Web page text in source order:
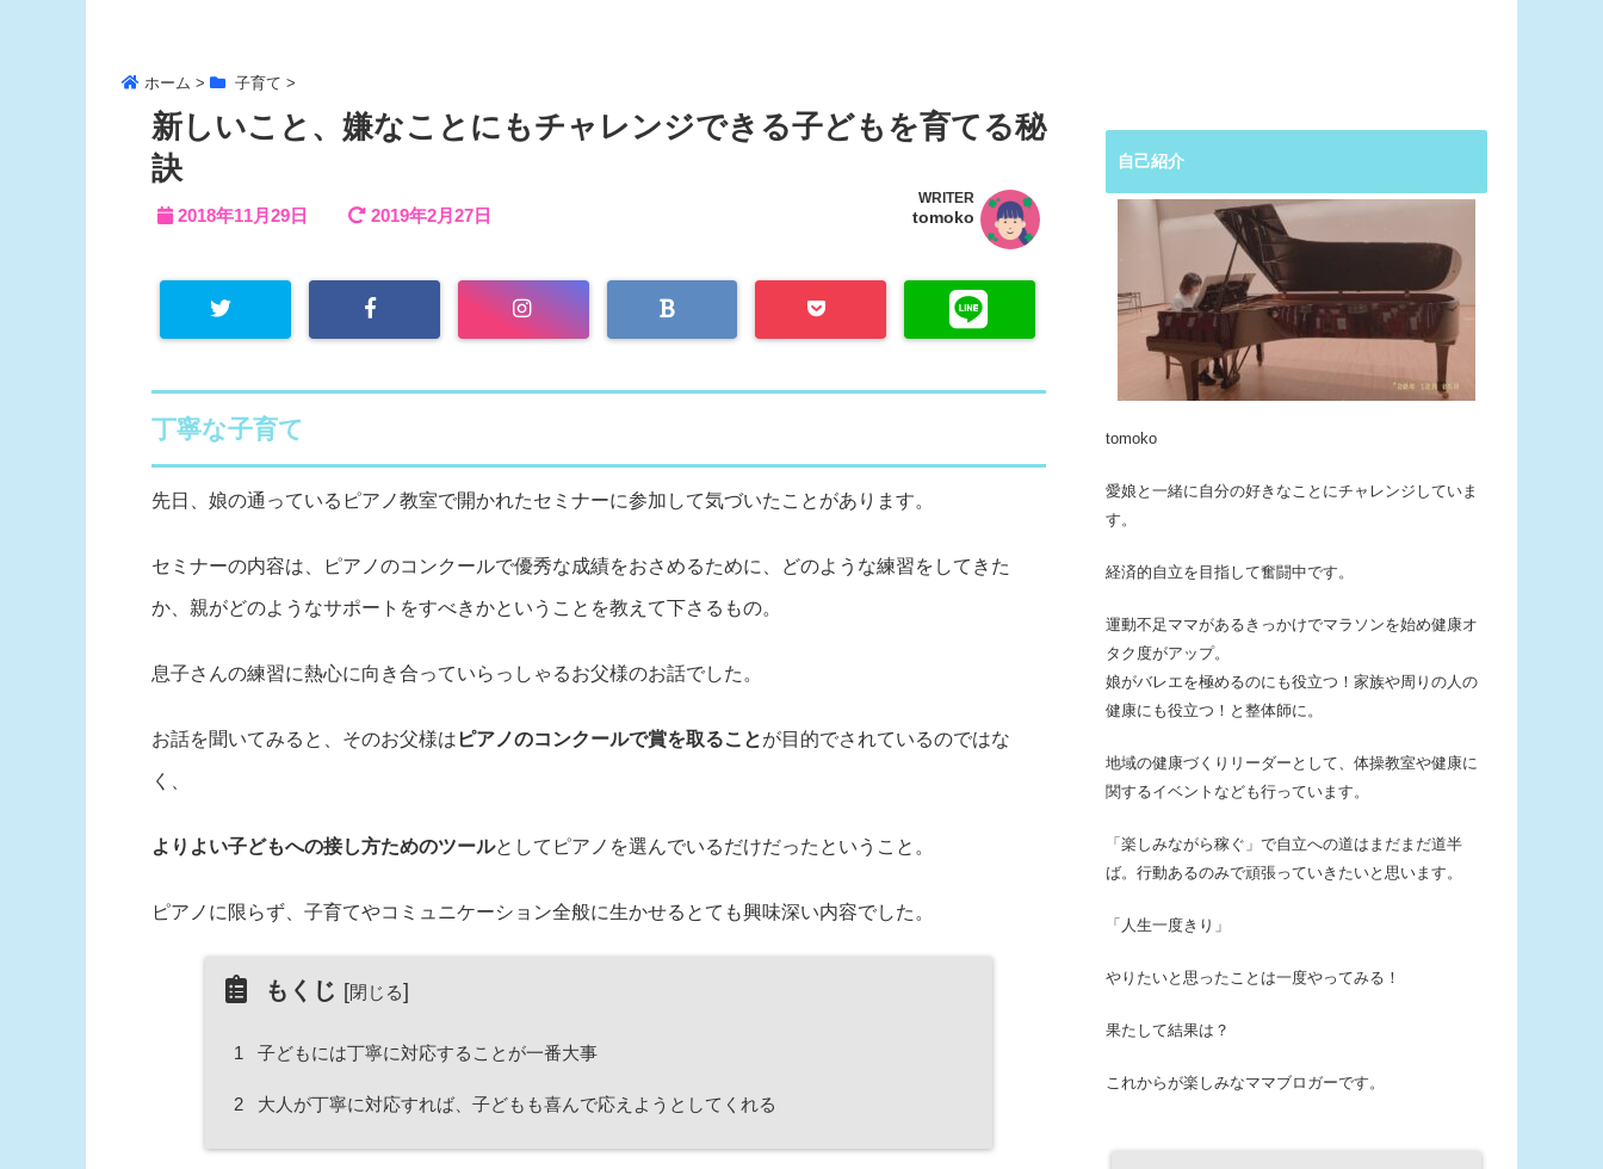
ホーム > 子育て >
新しいこと、嫌なことにもチャレンジできる子どもを育てる秘
訣
2018年11月29日 2019年2月27日
WRITER
tomoko
丁寧な子育て
先日、娘の通っているピアノ教室で開かれたセミナーに参加して気づいたことがあります。
セミナーの内容は、ピアノのコンクールで優秀な成績をおさめるために、どのような練習をしてきた
か、親がどのようなサポートをすべきかということを教えて下さるもの。
息子さんの練習に熱心に向き合っていらっしゃるお父様のお話でした。
お話を聞いてみると、そのお父様は ピアノのコンクールで賞を取ることが目的でされているのではな
く、
よりよい子どもへの接し方ためのツールとしてピアノを選んでいるだけだったということ。
ピアノに限らず、子育てやコミュニケーション全般に生かせるとても興味深い内容でした。
もくじ [閉じる]
1 子どもには丁寧に対応することが一番大事
2 大人が丁寧に対応すれば、子どもも喜んで応えようとしてくれる
自己紹介
tomoko
愛娘と一緒に自分の好きなことにチャレンジしていま
す。
経済的自立を目指して奮闘中です。
運動不足ママがあるきっかけでマラソンを始め健康オ
タク度がアップ。
娘がバレエを極めるのにも役立つ！家族や周りの人の
健康にも役立つ！と整体師に。
地域の健康づくりリーダーとして、体操教室や健康に
関するイベントなども行っています。
「楽しみながら稼ぐ」で自立への道はまだまだ道半
ば。行動あるのみで頑張っていきたいと思います。
「人生一度きり」
やりたいと思ったことは一度やってみる！
果たして結果は？
これからが楽しみなママブロガーです。